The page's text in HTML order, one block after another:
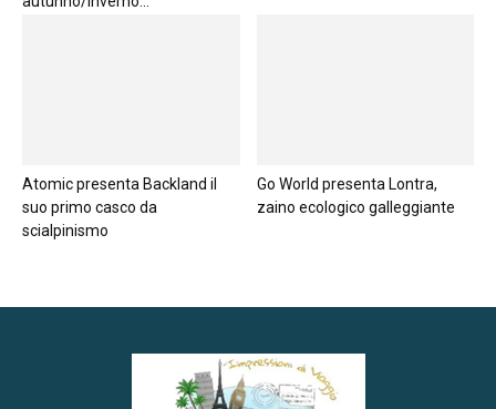
Atomic presenta Backland il
suo primo casco da
scialpinismo
Go World presenta Lontra,
zaino ecologico galleggiante